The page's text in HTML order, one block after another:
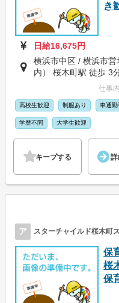
き
日給16,675円
横浜市中区 / 横浜市
内） 桜木町駅 徒歩 3
仕事
高校生歓迎 制服あり 車通勤
学歴不問 大学生歓迎
キープする
ア スターチャイルド桜木町
保
桜
保